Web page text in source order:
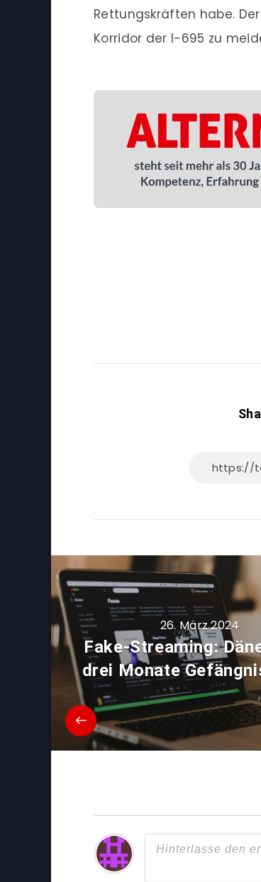
Rettungskräften habe.
Korridor der I-695 zu
26. März 2024
Fake-Streaming:
drei Monate